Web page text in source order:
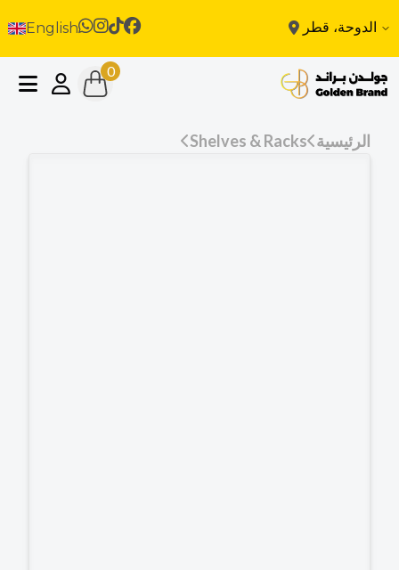
الدوحة، قطر English
0
الرئيسية Shelves & Racks